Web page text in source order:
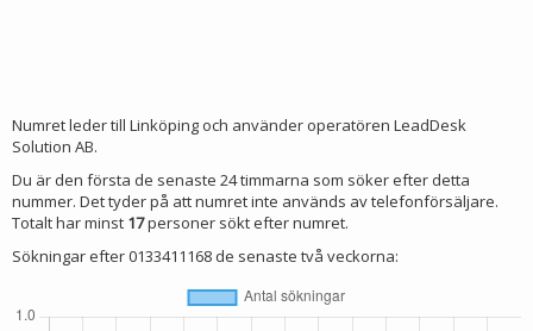
Numret leder till Linköping och använder operatören LeadDesk
Solution AB.
Du är den första de senaste 24 timmarna som söker efter detta
nummer. Det tyder på att numret inte används av telefonförsäljare.
Totalt har minst 17personer sökt efter numret.
Sökningar efter 0133411168 de senaste två veckorna: